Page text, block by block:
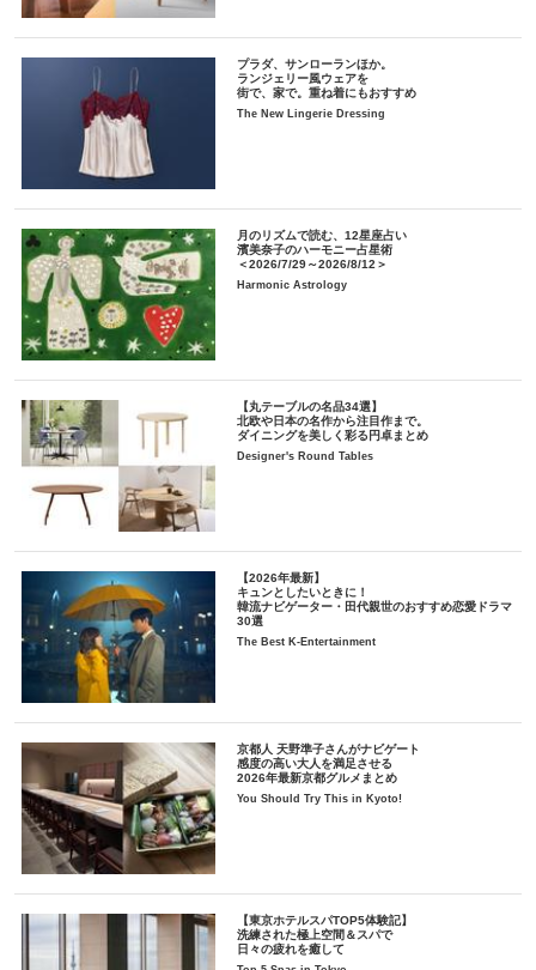
プラダ、サンローランほか。
ランジェリー風ウェアを
街で、家で。重ね着にもおすすめ
The New Lingerie Dressing
月のリズムで読む、12星座占い
濱美奈子のハーモニー占星術
＜2026/7/29～2026/8/12＞
Harmonic Astrology
【丸テーブルの名品34選】
北欧や日本の名作から注目作まで。
ダイニングを美しく彩る円卓まとめ
Designer's Round Tables
【2026年最新】
キュンとしたいときに！
韓流ナビゲーター・田代親世のおすすめ恋愛ドラマ
30選
The Best K-Entertainment
京都人 天野準子さんがナビゲート
感度の高い大人を満足させる
2026年最新京都グルメまとめ
You Should Try This in Kyoto!
【東京ホテルスパTOP5体験記】
洗練された極上空間＆スパで
日々の疲れを癒して